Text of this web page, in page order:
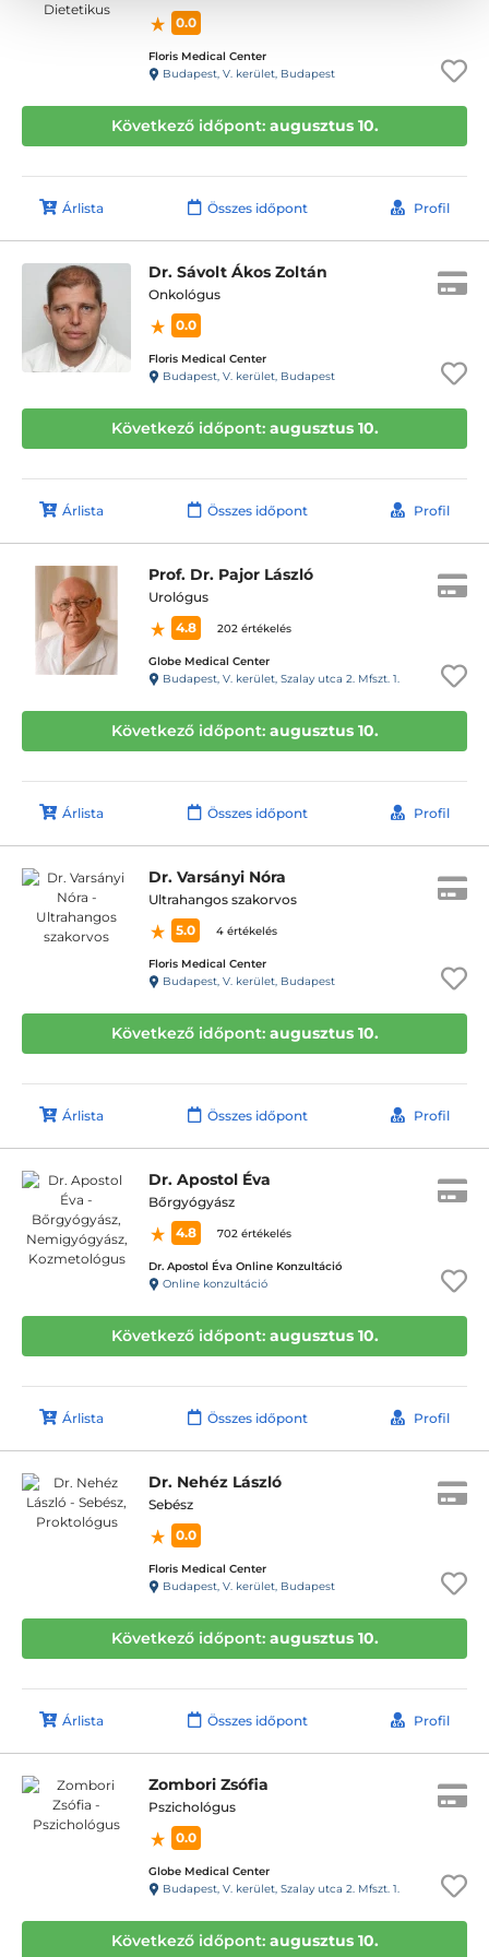
0.0
Floris Medical Center
Budapest, V. kerület, Budapest
Következő időpont: augusztus 10.
Árlista Összes időpont Profil
Dr. Sávolt Ákos Zoltán
Onkológus
0.0
Floris Medical Center
Budapest, V. kerület, Budapest
Következő időpont: augusztus 10.
Árlista Összes időpont Profil
Prof. Dr. Pajor László
Urológus
4.8
202 értékelés
Globe Medical Center
Budapest, V. kerület, Szalay utca 2. Mfszt. 1.
Következő időpont: augusztus 10.
Árlista Összes időpont Profil
Dr. Varsányi Nóra
Ultrahangos szakorvos
5.0
4 értékelés
Floris Medical Center
Budapest, V. kerület, Budapest
Következő időpont: augusztus 10.
Árlista Összes időpont Profil
Dr. Apostol Éva
Bőrgyógyász
4.8
702 értékelés
Dr. Apostol Éva Online Konzultáció
Online konzultáció
Következő időpont: augusztus 10.
Árlista Összes időpont Profil
Dr. Nehéz László
Sebész
0.0
Floris Medical Center
Budapest, V. kerület, Budapest
Következő időpont: augusztus 10.
Árlista Összes időpont Profil
Zombori Zsófia
Pszichológus
0.0
Globe Medical Center
Budapest, V. kerület, Szalay utca 2. Mfszt. 1.
Következő időpont: augusztus 10.